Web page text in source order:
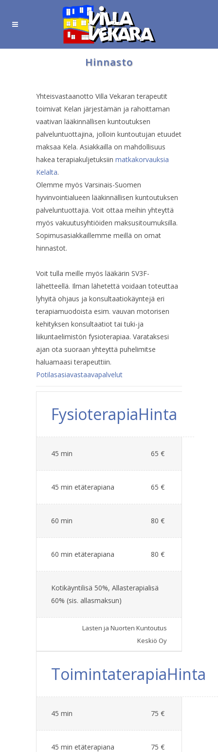
Hinnasto
Yhteisvastaanotto Villa Vekaran terapeutit
toimivat Kelan järjestämän ja rahoittaman
vaativan lääkinnällisen kuntoutuksen
palveluntuottajina, jolloin kuntoutujan etuudet
maksaa Kela. Asiakkailla on mahdollisuus
hakea terapiakuljetuksiin matkakorvauksia
Kelalta.
Olemme myös Varsinais-Suomen
hyvinvointialueen lääkinnällisen kuntoutuksen
palveluntuottajia. Voit ottaa meihin yhteyttä
myös vakuutusyhtiöiden maksusitoumuksilla.
Sopimusasiakkaillemme meillä on omat
hinnastot.
Voit tulla meille myös lääkärin SV3F-
lähetteellä. Ilman lähetettä voidaan toteuttaa
lyhyitä ohjaus ja konsultaatiokäyntejä eri
terapiamuodoista esim. vauvan motorisen
kehityksen konsultaatiot tai tuki-ja
liikuntaelimistön fysioterapiaa. Varataksesi
ajan ota suoraan yhteyttä puhelimitse
haluamaasi terapeuttiin.
Potilasasiavastaavapalvelut
FysioterapiaHinta
45 min 65 €
45 min etäterapiana 65 €
60 min 80 €
60 min etäterapiana 80 €
Kotikäyntilisä 50%, Allasterapialisä
60% (sis. allasmaksun)
Lasten ja Nuorten Kuntoutus
Keskiö Oy
ToimintaterapiaHinta
45 min 75 €
45 min etäterapiana 75 €